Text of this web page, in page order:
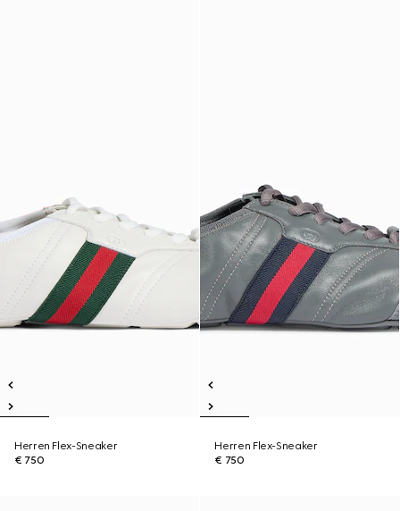
Herren Flex-Sneaker
€ 750
Herren Flex-Sneaker
€ 750